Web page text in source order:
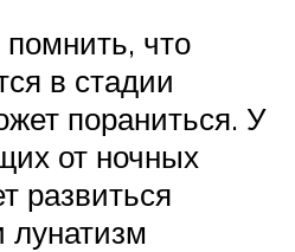
что
в стадии
пораниться. У
от ночных
развиться
лунатизм